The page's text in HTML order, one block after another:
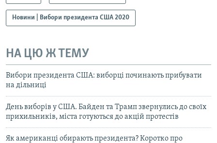
Новини | Вибори президента США 2020
НА ЦЮ Ж ТЕМУ
Вибори президента США: виборці починають прибувати
на дільниці
День виборів у США. Байден та Трамп звернулись до своїх
прихильників, міста готуються до акцій протестів
Як американці обирають президента? Коротко про